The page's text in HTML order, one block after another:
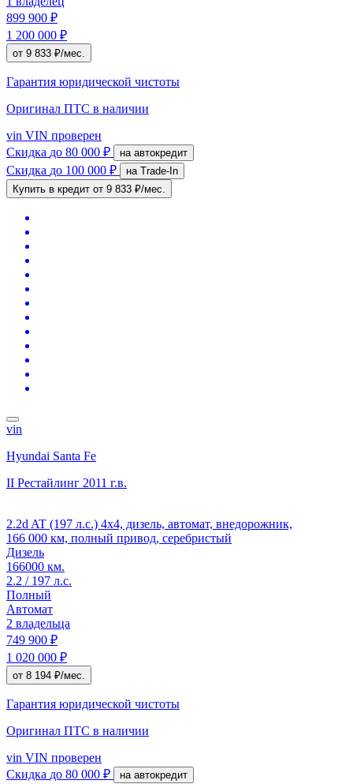
899 900 ₽
1 200 000 ₽
от 9 833 ₽/мес.
Гарантия юридической чистоты
Оригинал ПТС в наличии
vin VIN проверен
Скидка до 80 000 ₽ на автокредит
Скидка до 100 000 ₽
на Trade-In
Купить в кредит от 9 833 ₽/мес.
vin
Hyundai Santa Fe
II Рестайлинг 2011 г.в.
2.2d AT (197 л.с.) 4x4, дизель, автомат, внедорожник,
166 000 км, полный привод, серебристый
Дизель
166000 км.
2.2 / 197 л.с.
Полный
Автомат
2 владельца
749 900 ₽
1 020 000 ₽
от 8 194 ₽/мес.
Гарантия юридической чистоты
Оригинал ПТС в наличии
vin VIN проверен
Скидка до 80 000 ₽ на автокредит